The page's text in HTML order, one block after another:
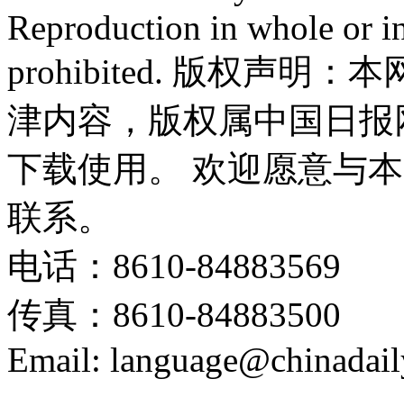
Reproduction in whole or
prohibited. 版权声明：
津内容，版权属中国日
下载使用。 欢迎愿意与
联系。
电话：8610-84883569
传真：8610-84883500
Email: